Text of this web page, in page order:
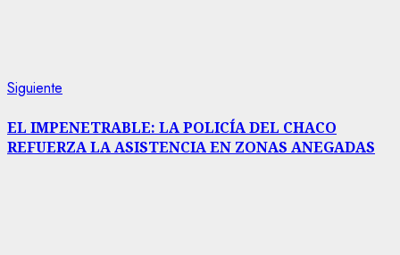
Siguiente
EL IMPENETRABLE: LA POLICÍA DEL CHACO
REFUERZA LA ASISTENCIA EN ZONAS ANEGADAS